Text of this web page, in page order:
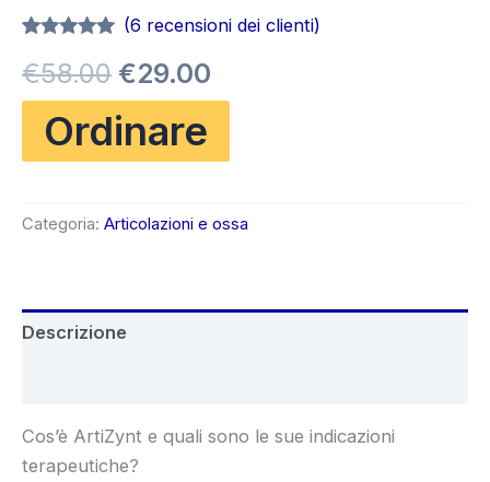
su 5 su
base di
recensioni
(6 recensioni dei clienti)
€58.00 Il
prezzo
originale
€29.00
attuale
Ordinare
Categoria: Articolazioni e ossa
Descrizione
Cos’è ArtiZynt e quali sono le sue indicazioni
terapeutiche?